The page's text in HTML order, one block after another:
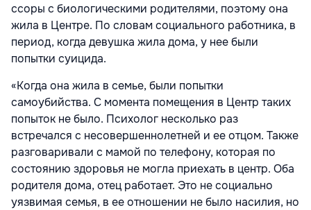
ссоры с биологическими родителями, поэтому она
жила в Центре. По словам социального работника, в
период, когда девушка жила дома, у нее были
попытки суицида.
«Когда она жила в семье, были попытки
самоубийства. С момента помещения в Центр таких
попыток не было. Психолог несколько раз
встречался с несовершеннолетней и ее отцом. Также
разговаривали с мамой по телефону, которая по
состоянию здоровья не могла приехать в центр. Оба
родителя дома, отец работает. Это не социально
уязвимая семья, в ее отношении не было насилия, но